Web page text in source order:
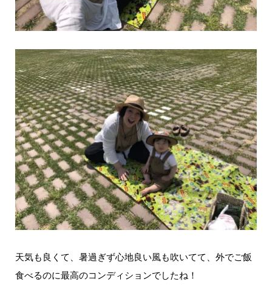
天気も良くて、暑過ぎず心地良い風も吹いてて、外でご飯
食べるのに最高のコンディションでしたね！